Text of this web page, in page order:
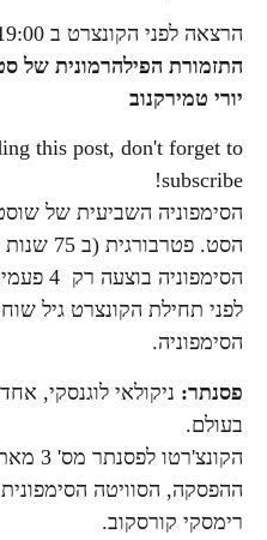
הרצאה לפני הקונצרט ב 19:00 הקונצרט בשעה 20:00
התזמורת הפילהרמונית של
יורי טמירקנוב
this post, don't forget to
subscribe!
הסימפוניה השביעית של
הסט.
הסימפוניה בוצעה רק 4 פעמים )
לפני תחילת הקונצרט גיל
הסימפוניה.
פסנתר: ניקולאי לוגנסקי,
בעולם.
ההפסקה, הסוויטה
רימסקי קורסקוב.